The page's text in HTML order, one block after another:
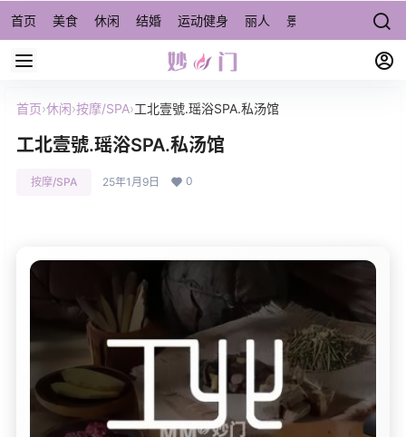
首页 美食 休闲 结婚 运动健身 丽人 景点/周边游 宠物
首页›休闲›按摩/SPA›工北壹號.瑶浴SPA.私汤馆
工北壹號.瑶浴SPA.私汤馆
按摩/SPA 25年1月9日 0